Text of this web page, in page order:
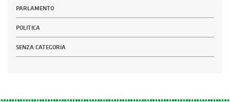
PARLAMENTO
POLITICA
SENZA CATEGORIA